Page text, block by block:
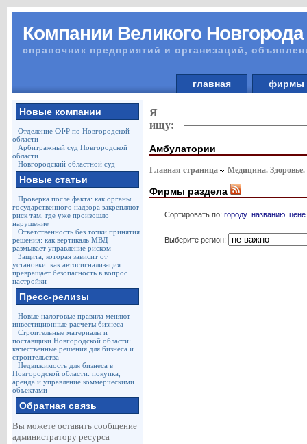
Компании Великого Новгорода
справочник предприятий и организаций,
главная
Новые компании
Отделение СФР по Новгородской
области
Арбитражный суд Новгородской
области
Новгородский областной суд
Новые статьи
Проверка после факта: как органы
государственного надзора закрепляют
риск там, где уже произошло
нарушение
Ответственность без точки принятия
решения: как вертикаль МВД
размывает управление риском
Защита, которая зависит от
установки: как автосигнализация
превращает безопасность в вопрос
настройки
Пресс-релизы
Новые налоговые правила меняют
инвестиционные расчеты бизнеса
Строительные материалы и
поставщики Новгородской области:
качественные решения для бизнеса и
строительства
Недвижимость для бизнеса в
Новгородской области: покупка,
аренда и управление коммерческими
объектами
Обратная связь
Вы можете оставить сообщение
администратору ресурса
Я
ищу:
Амбулатории
Главная страница Медицина. Здоровье.
Фирмы раздела
Сортировать по: городу названию цене
Выберите регион: